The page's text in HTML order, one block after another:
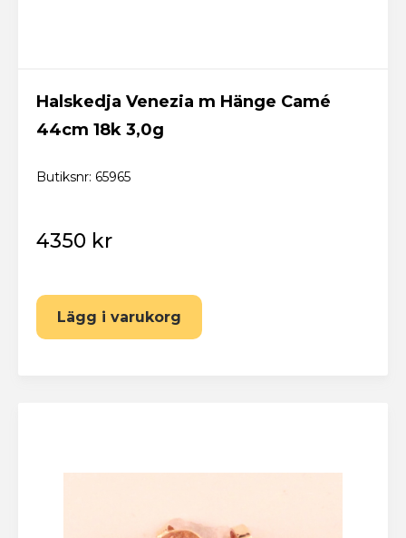
Halskedja Venezia m Hänge Camé
44cm 18k 3,0g
Butiksnr: 65965
4350 kr
Lägg i varukorg